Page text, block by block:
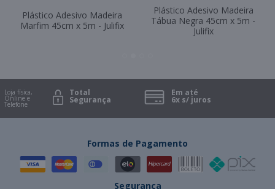
física,
e
Total
Segurança
Em até
6x s/ juros
Formas de Pagamento
Segurança